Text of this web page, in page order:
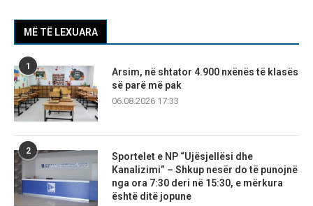
MË TË LEXUARA
1
Arsim, në shtator 4.900 nxënës të klasës
së parë më pak
06.08.2026 17:33
2
Sportelet e NP “Ujësjellësi dhe
Kanalizimi” – Shkup nesër do të punojnë
nga ora 7:30 deri në 15:30, e mërkura
është ditë jopune